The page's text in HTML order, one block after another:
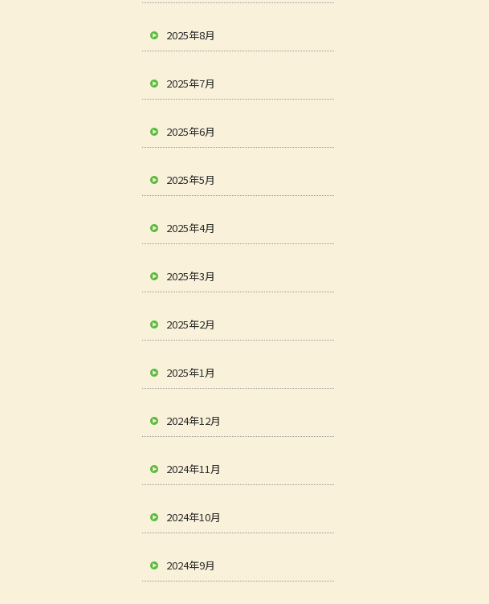
2025年8月
2025年7月
2025年6月
2025年5月
2025年4月
2025年3月
2025年2月
2025年1月
2024年12月
2024年11月
2024年10月
2024年9月